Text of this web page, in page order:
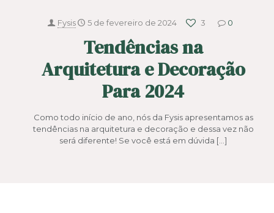
Fysis 5 de fevereiro de 2024 3 0
Tendências na
Arquitetura e Decoração
Para 2024
Como todo início de ano, nós da Fysis apresentamos as
tendências na arquitetura e decoração e dessa vez não
será diferente! Se você está em dúvida […]